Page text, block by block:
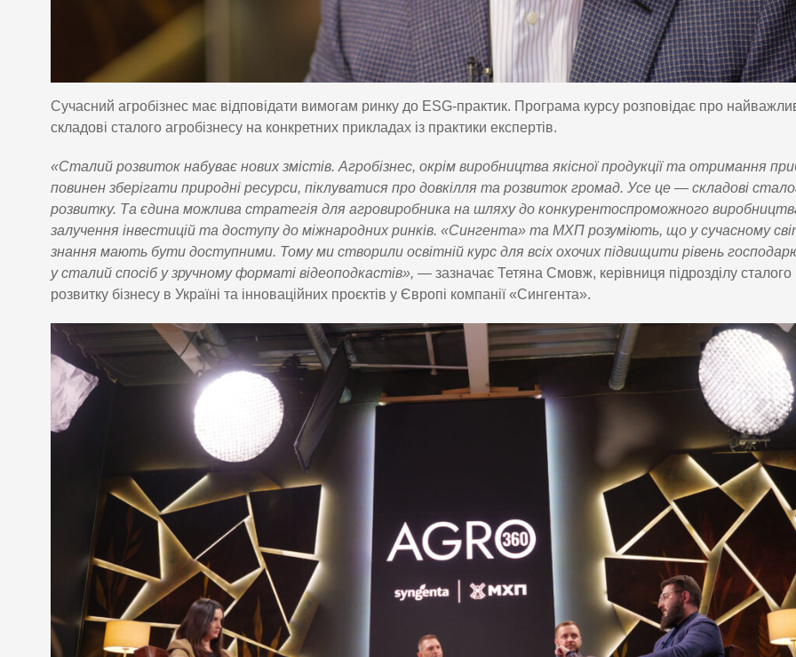
Сучасний агробізнес має відповідати вимогам ринку до ESG-практик. Програма курсу розповідає про
складові сталого агробізнесу на конкретних прикладах із практики експертів.
«Сталий розвиток набуває нових змістів. Агробізнес, окрім виробництва якісної продукції та отримання
повинен зберігати природні ресурси, піклуватися про довкілля та розвиток громад. Усе це — складові
розвитку. Та єдина можлива стратегія для агровиробника на шляху до конкурентоспроможного
залучення інвестицій та доступу до міжнародних ринків. «Сингента» та МХП розуміють, що у сучасному
знання мають бути доступними. Тому ми створили освітній курс для всіх охочих підвищити рівень
у сталий спосіб у зручному форматі відеоподкастів», — зазначає Тетяна Смовж, керівниця підрозділу сталого
розвитку бізнесу в Україні та інноваційних проєктів у Європі компанії «Сингента».